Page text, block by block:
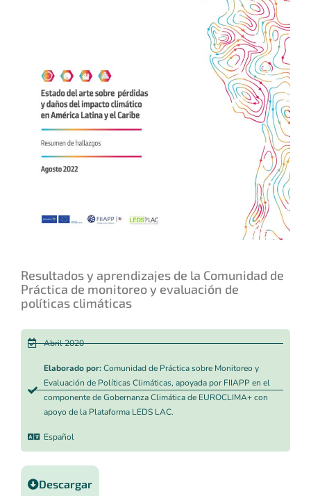
Resultados y aprendizajes de la Comunidad de
Práctica de monitoreo y evaluación de
políticas climáticas
Abril 2020
Elaborado por:Comunidad de Práctica sobre Monitoreo y
Evaluación de Políticas Climáticas, apoyada por FIIAPP en el
componente de Gobernanza Climática de EUROCLIMA+ con
apoyo de la Plataforma LEDS LAC.
Español
Descargar